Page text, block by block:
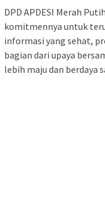
DPD APDESI Merah
komitmennya untuk
informasi yang sehat,
bagian dari upaya
lebih maju dan berdaya